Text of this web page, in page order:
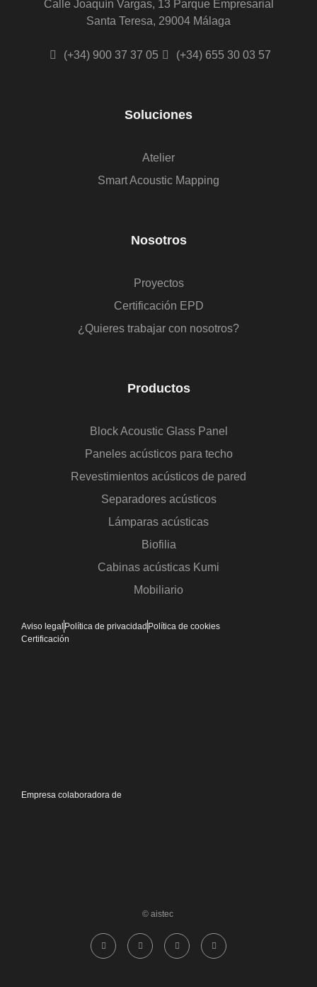
Calle Joaquín Vargas, 13 Parque Empresarial
Santa Teresa, 29004 Málaga
(+34) 900 37 37 05 (+34) 655 30 03 57
Soluciones
Atelier
Smart Acoustic Mapping
Nosotros
Proyectos
Certificación EPD
¿Quieres trabajar con nosotros?
Productos
Block Acoustic Glass Panel
Paneles acústicos para techo
Revestimientos acústicos de pared
Separadores acústicos
Lámparas acústicas
Biofilia
Cabinas acústicas Kumi
Mobiliario
© aistec
Empresa colaboradora de
Aviso legal Política de privacidad Política de cookies
Certificación